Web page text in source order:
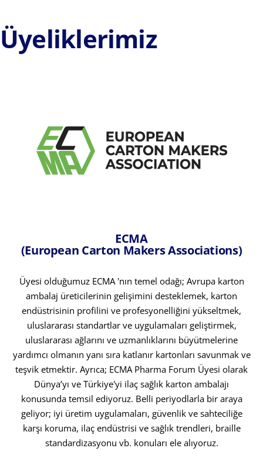
Üyeliklerimiz
ECMA
(European Carton Makers Associations)
Üyesi olduğumuz ECMA 'nın temel odağı; Avrupa karton
ambalaj üreticilerinin gelişimini desteklemek, karton
endüstrisinin profilini ve profesyonelliğini yükseltmek,
uluslararası standartlar ve uygulamaları geliştirmek,
uluslararası ağlarını ve uzmanlıklarını büyütmelerine
yardımcı olmanın yanı sıra katlanır kartonları savunmak ve
teşvik etmektir. Ayrıca; ECMA Pharma Forum Üyesi olarak
Dünya’yı ve Türkiye'yi ilaç sağlık karton ambalajı
konusunda temsil ediyoruz. Belli periyodlarla bir araya
geliyor; iyi üretim uygulamaları, güvenlik ve sahteciliğe
karşı koruma, ilaç endüstrisi ve sağlık trendleri, braille
standardizasyonu vb. konuları ele alıyoruz.